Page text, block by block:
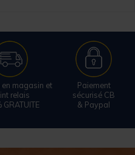
magasin et
relais
GRATUITE
Paiement
sécurisé CB
& Paypal